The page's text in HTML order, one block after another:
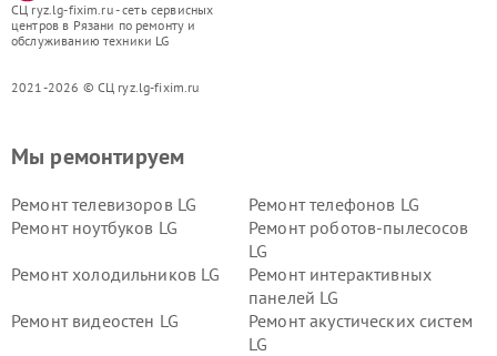
СЦ ryz.lg-fixim.ru - сеть сервисных
центров в Рязани по ремонту и
обслуживанию техники LG
2021-2026 © СЦ ryz.lg-fixim.ru
Мы ремонтируем
Ремонт телевизоров LG
Ремонт телефонов LG
Ремонт ноутбуков LG
Ремонт роботов-пылесосов
LG
Ремонт холодильников LG
Ремонт интерактивных
панелей LG
Ремонт видеостен LG
Ремонт акустических систем
LG